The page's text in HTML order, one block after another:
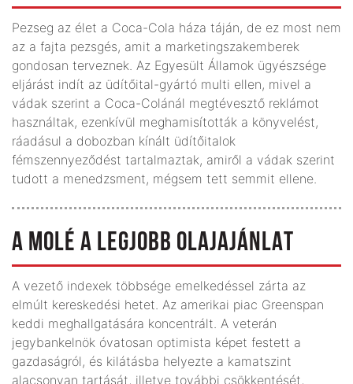
Pezseg az élet a Coca-Cola háza táján, de ez most nem
az a fajta pezsgés, amit a marketingszakemberek
gondosan terveznek. Az Egyesült Államok ügyészsége
eljárást indít az üdítőital-gyártó multi ellen, mivel a
vádak szerint a Coca-Colánál megtévesztő reklámot
használtak, ezenkívül meghamisították a könyvelést,
ráadásul a dobozban kínált üdítőitalok
fémszennyeződést tartalmaztak, amiről a vádak szerint
tudott a menedzsment, mégsem tett semmit ellene.
A MOLÉ A LEGJOBB OLAJAJÁNLAT
A vezető indexek többsége emelkedéssel zárta az
elmúlt kereskedési hetet. Az amerikai piac Greenspan
keddi meghallgatására koncentrált. A veterán
jegybankelnök óvatosan optimista képet festett a
gazdaságról, és kilátásba helyezte a kamatszint
alacsonyan tartását, illetve további csökkentését,